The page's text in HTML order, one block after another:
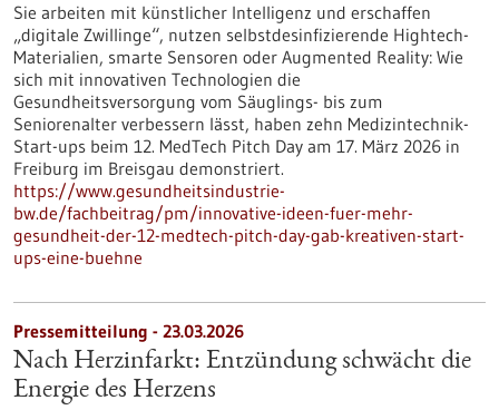
Sie arbeiten mit künstlicher Intelligenz und erschaffen
„digitale Zwillinge“, nutzen selbstdesinfizierende Hightech-
Materialien, smarte Sensoren oder Augmented Reality: Wie
sich mit innovativen Technologien die
Gesundheitsversorgung vom Säuglings- bis zum
Seniorenalter verbessern lässt, haben zehn Medizintechnik-
Start-ups beim 12. MedTech Pitch Day am 17. März 2026 in
Freiburg im Breisgau demonstriert.
https://www.gesundheitsindustrie-
bw.de/fachbeitrag/pm/innovative-ideen-fuer-mehr-
gesundheit-der-12-medtech-pitch-day-gab-kreativen-start-
ups-eine-buehne
Pressemitteilung - 23.03.2026
Nach Herzinfarkt: Entzündung schwächt die
Energie des Herzens